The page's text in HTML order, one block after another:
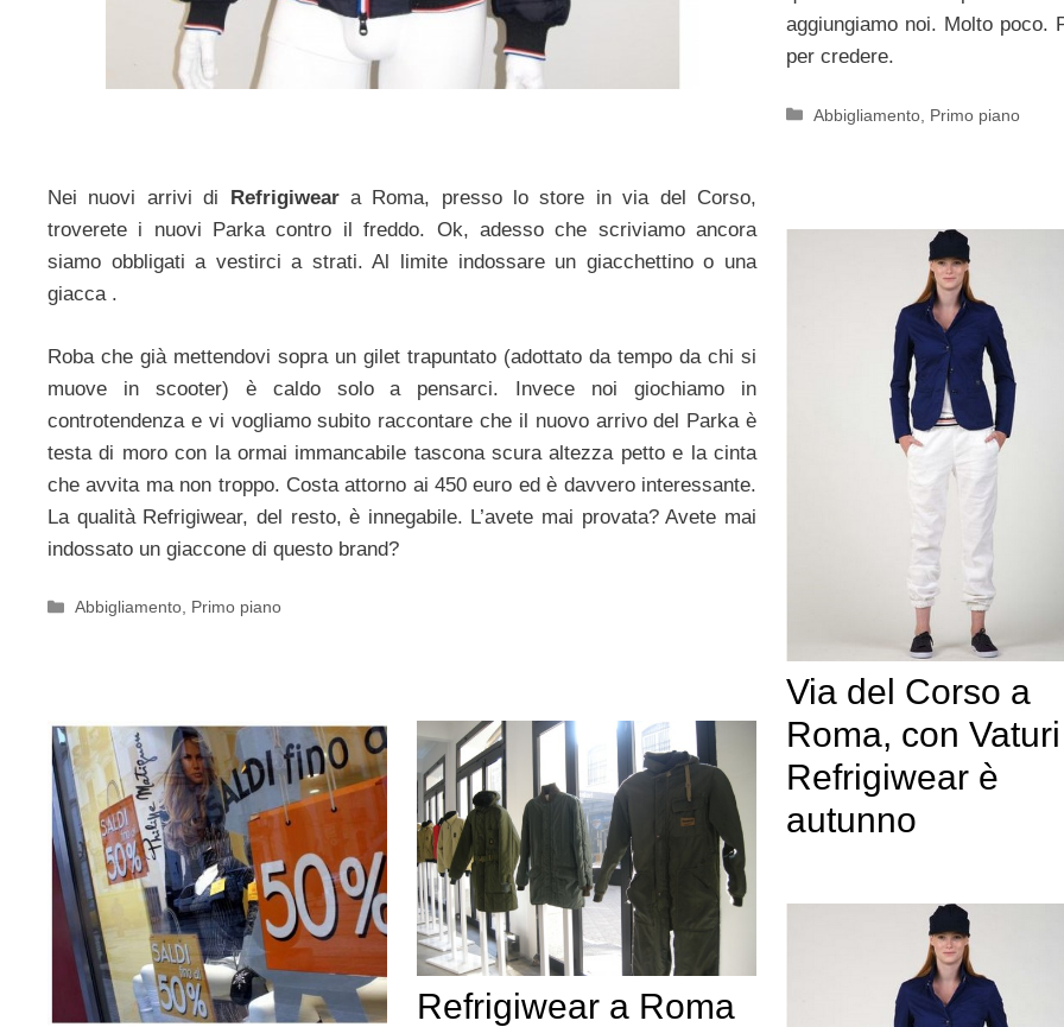
Nei nuovi arrivi di Refrigiweara Roma, presso lo store in via del Corso,
troverete i nuovi Parka contro il freddo. Ok, adesso che scriviamo ancora
siamo obbligati a vestirci a strati. Al limite indossare un giacchettino o una
giacca .
Roba che già mettendovi sopra un gilet trapuntato (adottato da tempo da chi si
muove in scooter) è caldo solo a pensarci. Invece noi giochiamo in
controtendenza e vi vogliamo subito raccontare che il nuovo arrivo del Parka è
testa di moro con la ormai immancabile tascona scura altezza petto e la cinta
che avvita ma non troppo. Costa attorno ai 450 euro ed è davvero interessante.
La qualità Refrigiwear, del resto, è innegabile. L’avete mai provata? Avete mai
indossato un giaccone di questo brand?
Categorie
Abbigliamento, Primo piano
aggiungiamo noi. Molto poco.
per credere.
Categorie
Abbigliamento Primo piano
Via del Corso a
Roma, con
Refrigiwear è
autunno
Refrigiwear a Roma